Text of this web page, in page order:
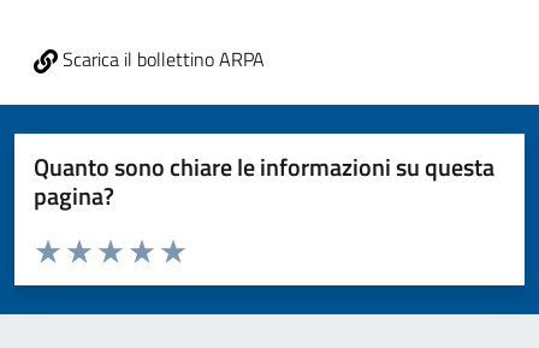
Scarica il bollettino ARPA
Quanto sono chiare le informazioni su questa
pagina?
Valuta da 1 a 5 stelle la pagina
Valuta 5 stelle su 5
Valuta 4 stelle su 5
Valuta 3 stelle su 5
Valuta 2 stelle su 5
Valuta 1 stelle su 5